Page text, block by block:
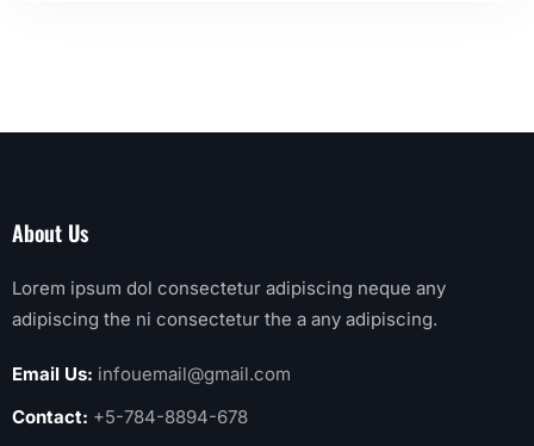
About Us
Lorem ipsum dol consectetur adipiscing neque any
adipiscing the ni consectetur the a any adipiscing.
Email Us: infouemail@gmail.com
Contact: +5-784-8894-678